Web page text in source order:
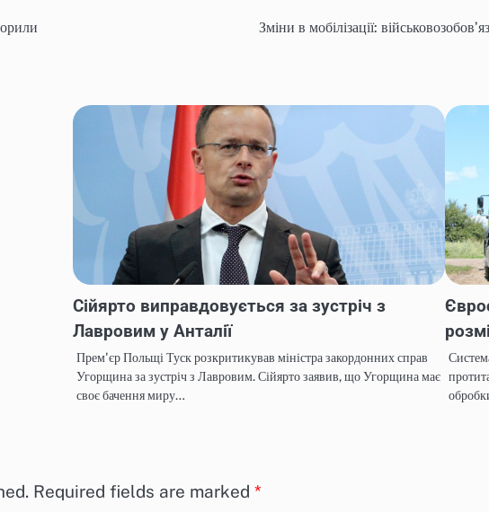
Зміни в мобілізації:
Сійярто виправдовується за зустріч з
Лавровим у Анталії
Прем'єр Польщі Туск розкритикував міністра закордонних справ
Угорщина за зустріч з Лавровим. Сійярто заявив, що Угорщина має
своє бачення миру…
Required fields are marked *